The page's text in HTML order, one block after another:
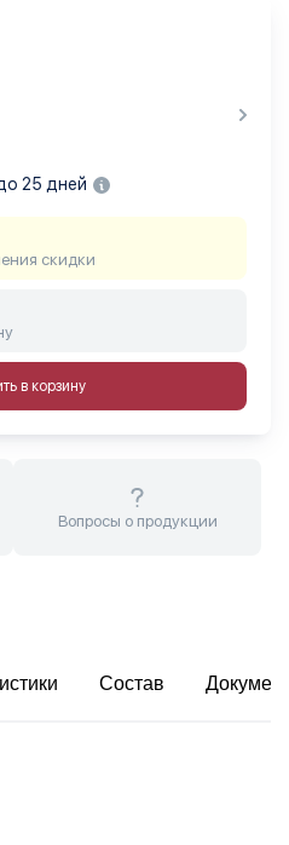
25 дней
скидки
в корзину
Вопросы о продукции
Состав